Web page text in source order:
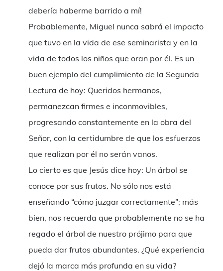
debería haberme barrido a mí!
Probablemente, Miguel nunca sabrá el impacto
que tuvo en la vida de ese seminarista y en la
vida de todos los niños que oran por él. Es un
buen ejemplo del cumplimiento de la Segunda
Lectura de hoy: Queridos hermanos,
permanezcan firmes e inconmovibles,
progresando constantemente en la obra del
Señor, con la certidumbre de que los esfuerzos
que realizan por él no serán vanos.
Lo cierto es que Jesús dice hoy: Un árbol se
conoce por sus frutos. No sólo nos está
enseñando “cómo juzgar correctamente”; más
bien, nos recuerda que probablemente no se ha
regado el árbol de nuestro prójimo para que
pueda dar frutos abundantes. ¿Qué experiencia
dejó la marca más profunda en su vida?